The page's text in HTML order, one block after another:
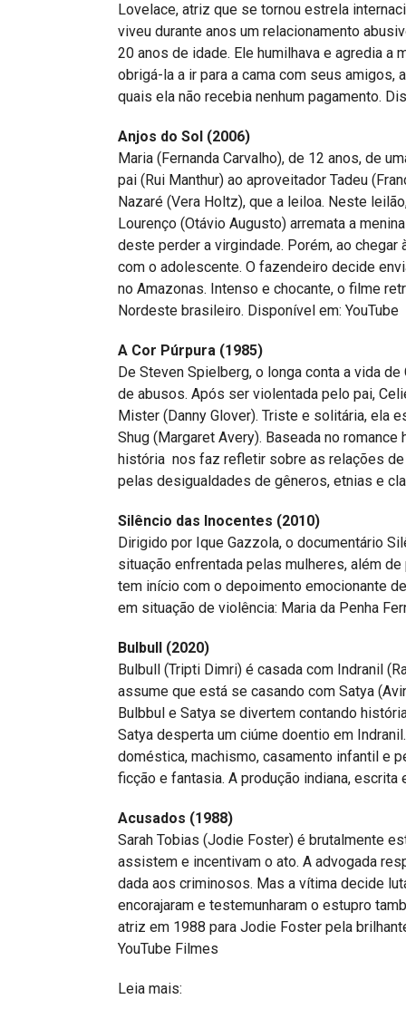
Lovelace, atriz que se tornou estrela
viveu durante anos um relacionamento
20 anos de idade. Ele humilhava e agredia a
obrigá-la a ir para a cama com seus
quais ela não recebia nenhum pagamento.
Anjos do Sol (2006)
Maria (Fernanda Carvalho), de 12 anos, de
pai (Rui Manthur) ao aproveitador Tadeu
Nazaré (Vera Holtz), que a leiloa. Neste
Lourenço (Otávio Augusto) arremata a
deste perder a virgindade. Porém, ao chegar
com o adolescente. O fazendeiro decide
no Amazonas. Intenso e chocante, o filme
Nordeste brasileiro. Disponível em: YouTube
A Cor Púrpura (1985)
De Steven Spielberg, o longa conta a vida
de abusos. Após ser violentada pelo pai,
Mister (Danny Glover). Triste e solitária, ela
Shug (Margaret Avery). Baseada no
história nos faz refletir sobre as relações de
pelas desigualdades de gêneros, etnias e
Silêncio das Inocentes (2010)
Dirigido por Ique Gazzola, o documentário
situação enfrentada pelas mulheres, além
tem início com o depoimento emocionante
em situação de violência: Maria da Penha
Bulbull (2020)
Bulbull (Tripti Dimri) é casada com Indranil
assume que está se casando com Satya
Bulbbul e Satya se divertem contando
Satya desperta um ciúme doentio em
doméstica, machismo, casamento infantil e
ficção e fantasia. A produção indiana,
Acusados (1988)
Sarah Tobias (Jodie Foster) é brutalmente
assistem e incentivam o ato. A advogada
dada aos criminosos. Mas a vítima decide
encorajaram e testemunharam o estupro
atriz em 1988 para Jodie Foster pela
YouTube Filmes
Leia mais: